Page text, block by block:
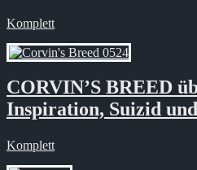
Komplett
CORVIN’S BREED
Inspiration, Suizid
Komplett